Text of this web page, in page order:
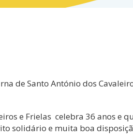
de Santo António dos
e Frielas celebra 36 anos e
solidário e muita boa